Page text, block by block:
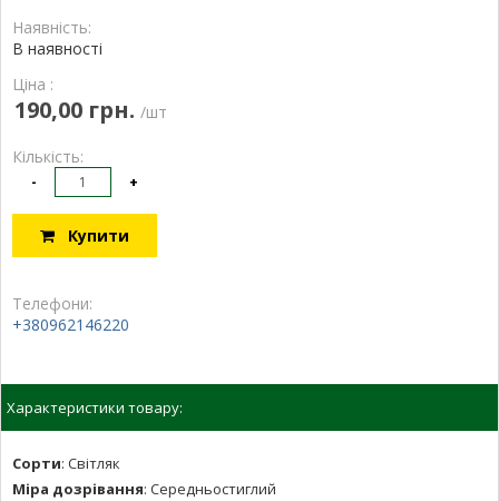
Наявність:
В наявності
Ціна :
190,00 грн. /шт
Кількість:
- +
Купити
Телефони:
+380962146220
Характеристики товару:
Сорти: Світляк
Міра дозрівання: Середньостиглий